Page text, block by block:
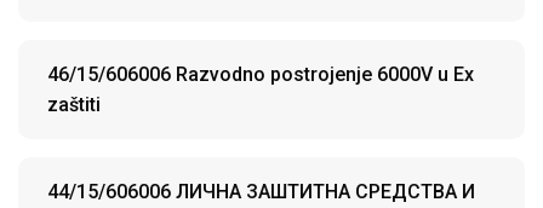
46/15/606006 Razvodno postrojenje 6000V u Ex
zaštiti
44/15/606006 ЛИЧНА ЗАШТИТНА СРЕДСТВА И